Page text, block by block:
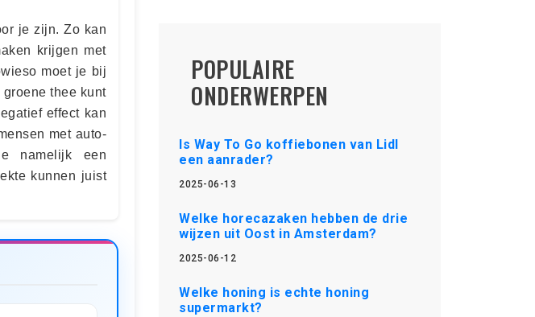
je zijn. Zo kan
krijgen met
moet je bij
thee kunt
effect kan
met auto-
namelijk een
kunnen juist
POPULAIRE
ONDERWERPEN
Is Way To Go koffiebonen van Lidl
een aanrader?
2025-06-13
Welke horecazaken hebben de drie
wijzen uit Oost in Amsterdam?
2025-06-12
Welke honing is echte honing
supermarkt?